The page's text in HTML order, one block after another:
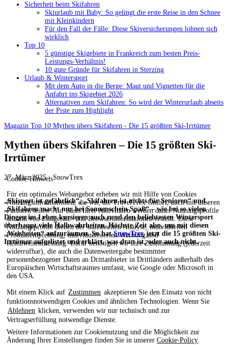
Cookie-Hinweis
Für ein optimales Webangebot erheben wir mit Hilfe von Cookies
Nutzungsinformationen, die wir, die TravelTrex GmbH, auch mit unseren
Partnern teilen. Auf Basis Ihrer Aktivitäten werden dabei Nutzungsprofile
anhand von Endgeräte- und Browserinformationen erstellt. Diese
Nutzungsprofile dienen der statistischen Analyse, individuellen
Produktempfehlung, individualisierten Werbung und
Reichweitenmessung. Dafür benötigen wir Ihre Zustimmung (jederzeit
widerrufbar), die auch die Datenweitergabe bestimmter
personenbezogener Daten an Drittanbieter in Drittländern außerhalb des
Europäischen Wirtschaftsraumes umfasst, wie Google oder Microsoft in
den USA.
Mit einem Klick auf Zustimmen akzeptieren Sie den Einsatz von nicht
funktionsnotwendigen Cookies und ähnlichen Technologien. Wenn Sie
Ablehnen klicken, verwenden wir nur technisch und zur
Vertragserfüllung notwendige Dienste.
Weitere Informationen zur Cookienutzung und die Möglichkeit zur
Änderung Ihrer Einstellungen finden Sie in unsererCookie-Policy.
Sicherheit beim Skifahren
Skiurlaub mit Baby: So gelingt die erste Reise in den Schnee
mit Kleinkindern
Für den Fall der Fälle: Diese Skiversicherungen lohnen sich
wirklich
Top 10
5 günstige Skigebiete in Frankreich zum besten Preis-
Leistungs-Verhältnis!
10 gute Gründe für Skifahren in Sterzing
Urlaub & Wintersport
Mit dem Auto in die Berge: Maut und Vignetten für die
Anfahrt ins Skigebiet 2026
Alternativen zum Skifahren: So wird der Winterurlaub abseits
der Piste zum Highlight
Magazin Top 10 Mythen übers Skifahren - Die 15 größten Ski-Irrtümer
Mythen übers Skifahren – Die 15 größten Ski-
Irrtümer
27. März 2025 - SnowTrex
„Skisport ist gefährlich“, „Skifahren ist nichts für Senioren“ und
„Skifahren macht nur bei Sonnenschein Spaß“ – wie bei so vielen
Dingen im Leben kursieren auch rund den beliebtesten Wintersport
überhaupt viele Halbwahrheiten. Höchste Zeit also, um mit diesen
„Weisheiten“ aufzuräumen. So hatSnowTrexjetzt die 15 größten Ski-
Irrtümer aufgelistet und erklärt, was dran ist, oder auch nicht.